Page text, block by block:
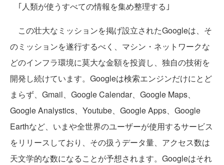
｢人類が使うすべての情報を集め整理する｣
この壮大なミッションを掲げ設立されたGoogleは、そ
のミッションを遂行するべく、マシン・ネットワークな
どのインフラ環境に莫大な金額を投資し、独自の技術を
開発し続けています。Googleは検索エンジンだけにとど
まらず、Gmail、Google Calendar、Google Maps、
Google Analystics、Youtube、Google Apps、Google
Earthなど、いまや全世界のユーザーが使用するサービス
をリリースしており、その扱うデータ量、アクセス数は
天文学的な数になることが予想されます。Googleはそれ